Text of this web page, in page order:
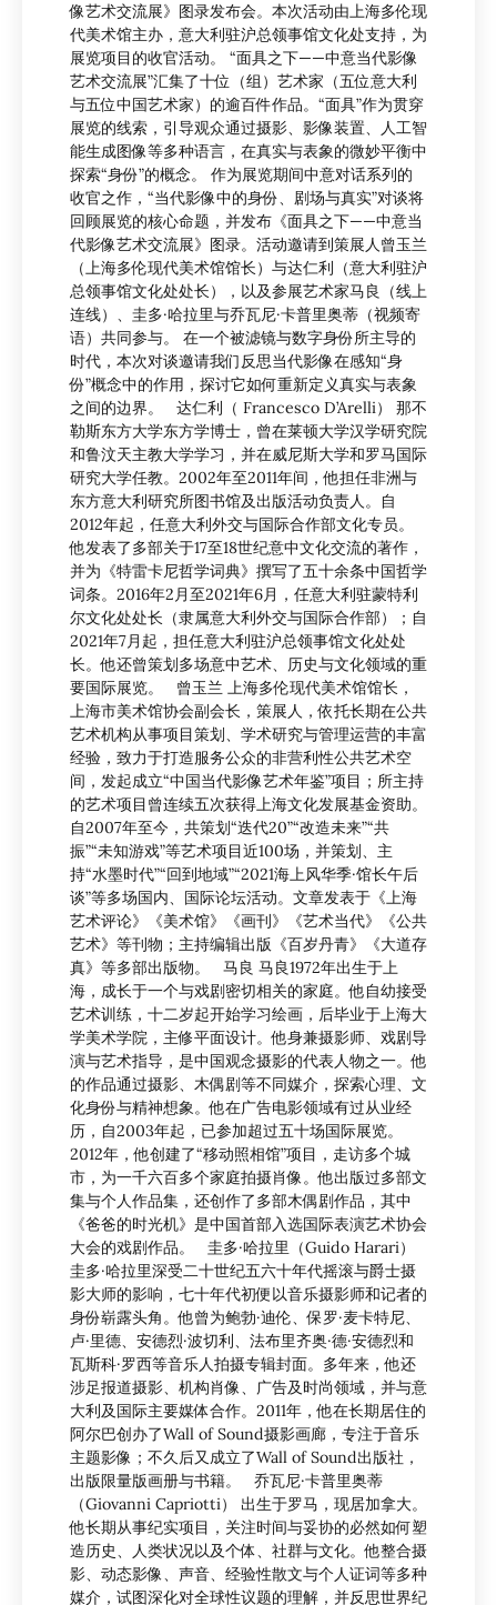
像艺术交流展》图录发布会。本次活动由上海多伦现
代美术馆主办，意大利驻沪总领事馆文化处支持，为
展览项目的收官活动。 “面具之下——中意当代影像
艺术交流展”汇集了十位（组）艺术家（五位意大利
与五位中国艺术家）的逾百件作品。“面具”作为贯穿
展览的线索，引导观众通过摄影、影像装置、人工智
能生成图像等多种语言，在真实与表象的微妙平衡中
探索“身份”的概念。 作为展览期间中意对话系列的
收官之作，“当代影像中的身份、剧场与真实”对谈将
回顾展览的核心命题，并发布《面具之下——中意当
代影像艺术交流展》图录。活动邀请到策展人曾玉兰
（上海多伦现代美术馆馆长）与达仁利（意大利驻沪
总领事馆文化处处长），以及参展艺术家马良（线上
连线）、圭多·哈拉里与乔瓦尼·卡普里奥蒂（视频寄
语）共同参与。 在一个被滤镜与数字身份所主导的
时代，本次对谈邀请我们反思当代影像在感知“身
份”概念中的作用，探讨它如何重新定义真实与表象
之间的边界。 达仁利（ Francesco D’Arelli） 那不
勒斯东方大学东方学博士，曾在莱顿大学汉学研究院
和鲁汶天主教大学学习，并在威尼斯大学和罗马国际
研究大学任教。2002年至2011年间，他担任非洲与
东方意大利研究所图书馆及出版活动负责人。自
2012年起，任意大利外交与国际合作部文化专员。
他发表了多部关于17至18世纪意中文化交流的著作，
并为《特雷卡尼哲学词典》撰写了五十余条中国哲学
词条。2016年2月至2021年6月，任意大利驻蒙特利
尔文化处处长（隶属意大利外交与国际合作部）；自
2021年7月起，担任意大利驻沪总领事馆文化处处
长。他还曾策划多场意中艺术、历史与文化领域的重
要国际展览。 曾玉兰 上海多伦现代美术馆馆长，
上海市美术馆协会副会长，策展人，依托长期在公共
艺术机构从事项目策划、学术研究与管理运营的丰富
经验，致力于打造服务公众的非营利性公共艺术空
间，发起成立“中国当代影像艺术年鉴”项目；所主持
的艺术项目曾连续五次获得上海文化发展基金资助。
自2007年至今，共策划“迭代20”“改造未来”“共
振”“未知游戏”等艺术项目近100场，并策划、主
持“水墨时代”“回到地域”“2021海上风华季·馆长午后
谈”等多场国内、国际论坛活动。文章发表于《上海
艺术评论》《美术馆》《画刊》《艺术当代》《公共
艺术》等刊物；主持编辑出版《百岁丹青》《大道存
真》等多部出版物。 马良 马良1972年出生于上
海，成长于一个与戏剧密切相关的家庭。他自幼接受
艺术训练，十二岁起开始学习绘画，后毕业于上海大
学美术学院，主修平面设计。他身兼摄影师、戏剧导
演与艺术指导，是中国观念摄影的代表人物之一。他
的作品通过摄影、木偶剧等不同媒介，探索心理、文
化身份与精神想象。他在广告电影领域有过从业经
历，自2003年起，已参加超过五十场国际展览。
2012年，他创建了“移动照相馆”项目，走访多个城
市，为一千六百多个家庭拍摄肖像。他出版过多部文
集与个人作品集，还创作了多部木偶剧作品，其中
《爸爸的时光机》是中国首部入选国际表演艺术协会
大会的戏剧作品。 圭多·哈拉里（Guido Harari）
圭多·哈拉里深受二十世纪五六十年代摇滚与爵士摄
影大师的影响，七十年代初便以音乐摄影师和记者的
身份崭露头角。他曾为鲍勃·迪伦、保罗·麦卡特尼、
卢·里德、安德烈·波切利、法布里齐奥·德·安德烈和
瓦斯科·罗西等音乐人拍摄专辑封面。多年来，他还
涉足报道摄影、机构肖像、广告及时尚领域，并与意
大利及国际主要媒体合作。2011年，他在长期居住的
阿尔巴创办了Wall of Sound摄影画廊，专注于音乐
主题影像；不久后又成立了Wall of Sound出版社，
出版限量版画册与书籍。 乔瓦尼·卡普里奥蒂
（Giovanni Capriotti） 出生于罗马，现居加拿大。
他长期从事纪实项目，关注时间与妥协的必然如何塑
造历史、人类状况以及个体、社群与文化。他整合摄
影、动态影像、声音、经验性散文与个人证词等多种
媒介，试图深化对全球性议题的理解，并反思世界纪